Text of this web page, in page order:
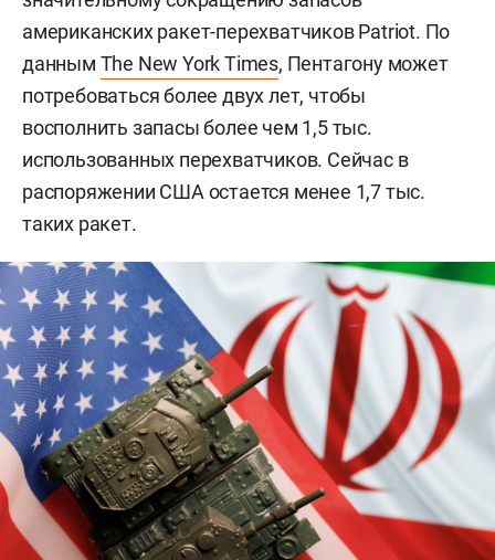
американских ракет-перехватчиков Patriot. По
данным The New York Times, Пентагону может
потребоваться более двух лет, чтобы
восполнить запасы более чем 1,5 тыс.
использованных перехватчиков. Сейчас в
распоряжении США остается менее 1,7 тыс.
таких ракет.